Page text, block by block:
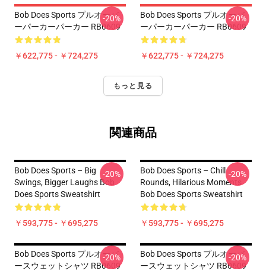
Bob Does Sports プルオーバ
ーパーカーパーカー RB0609
￥622,775 - ￥724,275
-20%
Bob Does Sports プルオーバ
ーパーカーパーカー RB0609
￥622,775 - ￥724,275
-20%
もっと見る
関連商品
Bob Does Sports – Big
Swings, Bigger Laughs Bob
Does Sports Sweatshirt
￥593,775 - ￥695,275
-20%
Bob Does Sports – Chill
Rounds, Hilarious Moments
Bob Does Sports Sweatshirt
￥593,775 - ￥695,275
-20%
Bob Does Sports プルオーバ
ースウェットシャツ RB0609
-20%
Bob Does Sports プルオーバ
ースウェットシャツ RB0609
-20%